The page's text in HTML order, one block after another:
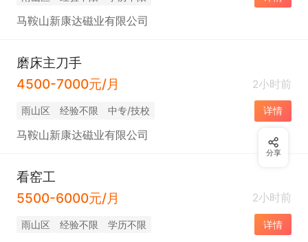
马鞍山新康达磁业有限公司
磨床主刀手
4500-7000元/月
2小时前
雨山区 经验不限 中专/技校 详情
马鞍山新康达磁业有限公司
看窑工
5500-6000元/月
2小时前
雨山区 经验不限 学历不限 详情
分享